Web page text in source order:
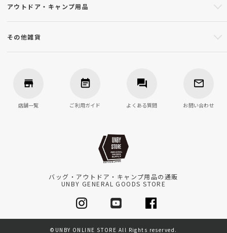
アウトドア・キャンプ用品
その他雑貨
店舗一覧 ご利用ガイド よくある質問 お問い合わせ
バッグ・アウトドア・キャンプ用品の通販
UNBY GENERAL GOODS STORE
©UNBY ONLINE STORE All Rights reserved.